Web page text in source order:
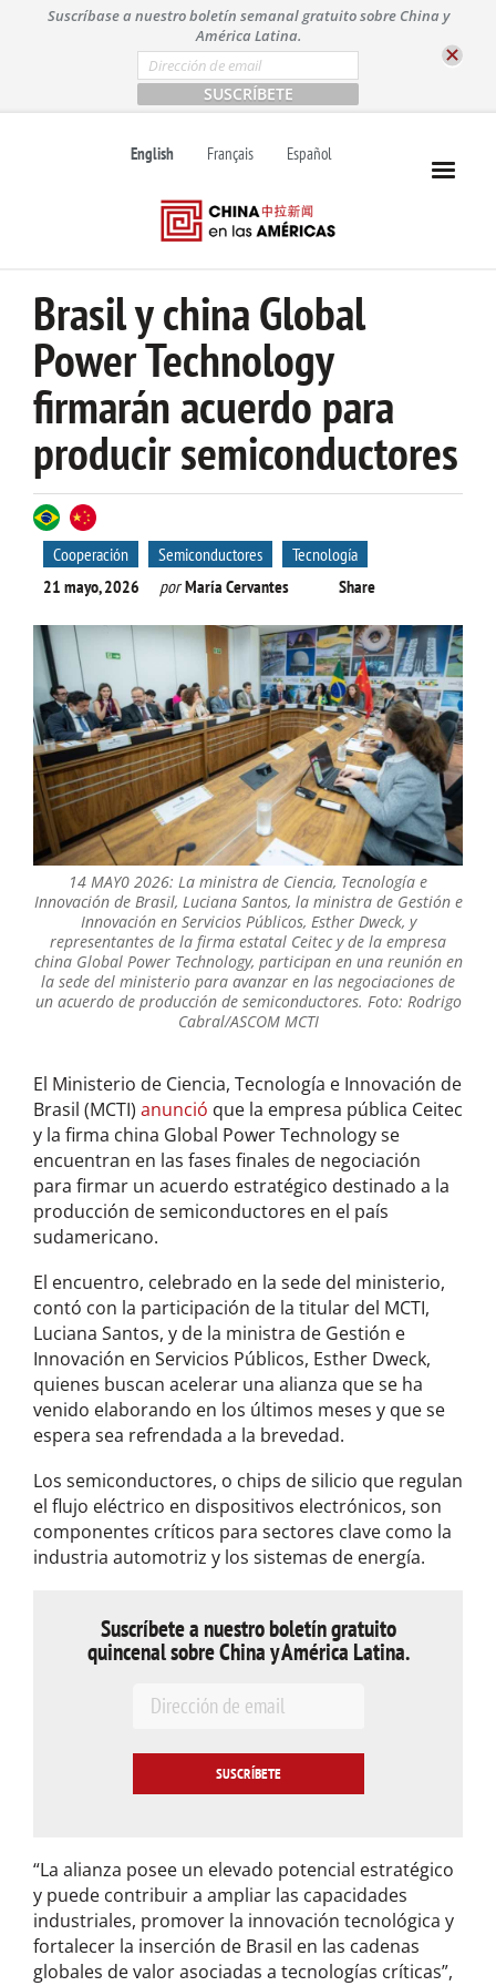
t
Suscríbase a nuestro boletín semanal gratuito sobre China y
América Latina.
E
m
a
i
*
English Français Español
Brasil y china Global
Power Technology
firmarán acuerdo para
producir semiconductores
Cooperación Semiconductores
Tecnología
21 mayo, 2026
porMaría Cervantes Share
14 MAY0 2026: La ministra de Ciencia, Tecnología e
Innovación de Brasil, Luciana Santos, la ministra de Gestión e
Innovación en Servicios Públicos, Esther Dweck, y
representantes de la firma estatal Ceitec y de la empresa
china Global Power Technology, participan en una reunión en
la sede del ministerio para avanzar en las negociaciones de
un acuerdo de producción de semiconductores. Foto: Rodrigo
Cabral/ASCOM MCTI
El Ministerio de Ciencia, Tecnología e Innovación de
Brasil (MCTI) anunció que la empresa pública Ceitec
y la firma china Global Power Technology se
encuentran en las fases finales de negociación
para firmar un acuerdo estratégico destinado a la
producción de semiconductores en el país
sudamericano.
El encuentro, celebrado en la sede del ministerio,
contó con la participación de la titular del MCTI,
Luciana Santos, y de la ministra de Gestión e
Innovación en Servicios Públicos, Esther Dweck,
quienes buscan acelerar una alianza que se ha
venido elaborando en los últimos meses y que se
espera sea refrendada a la brevedad.
Los semiconductores, o chips de silicio que regulan
el flujo eléctrico en dispositivos electrónicos, son
componentes críticos para sectores clave como la
industria automotriz y los sistemas de energía.
Suscríbete a nuestro boletín gratuito
quincenal sobre China y América Latina.
“La alianza posee un elevado potencial estratégico
y puede contribuir a ampliar las capacidades
industriales, promover la innovación tecnológica y
fortalecer la inserción de Brasil en las cadenas
globales de valor asociadas a tecnologías críticas”,